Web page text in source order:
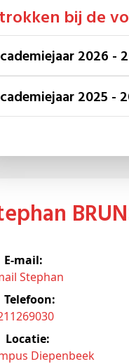
bij de
Academiejaar 2026 -
Academiejaar 2025 -
E-mail:
Stephan
Telefoon:
Locatie:
Diepenbeek